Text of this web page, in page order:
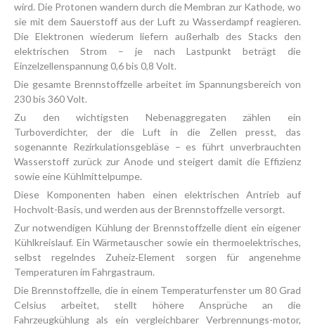
wird. Die Protonen wandern durch die Membran zur Kathode, wo
sie mit dem Sauerstoff aus der Luft zu Wasserdampf reagieren.
Die Elektronen wiederum liefern außerhalb des Stacks den
elektrischen Strom – je nach Lastpunkt beträgt die
Einzelzellenspannung 0,6 bis 0,8 Volt.
Die gesamte Brennstoffzelle arbeitet im Spannungsbereich von
230 bis 360 Volt.
Zu den wichtigsten Nebenaggregaten zählen ein
Turboverdichter, der die Luft in die Zellen presst, das
sogenannte Rezirkulationsgebläse – es führt unverbrauchten
Wasserstoff zurück zur Anode und steigert damit die Effizienz
sowie eine Kühlmittelpumpe.
Diese Komponenten haben einen elektrischen Antrieb auf
Hochvolt-Basis, und werden aus der Brennstoffzelle versorgt.
Zur notwendigen Kühlung der Brennstoffzelle dient ein eigener
Kühlkreislauf. Ein Wärmetauscher sowie ein thermoelektrisches,
selbst regelndes Zuheiz‑Element sorgen für angenehme
Temperaturen im Fahrgastraum.
Die Brennstoffzelle, die in einem Temperaturfenster um 80 Grad
Celsius arbeitet, stellt höhere Ansprüche an die
Fahrzeugkühlung als ein vergleichbarer Verbrennungs-motor,